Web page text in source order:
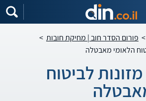
> פורום הסדר חוב | מחיקת חובות >
הלאומי מאבטלה
מזונות לביטוח